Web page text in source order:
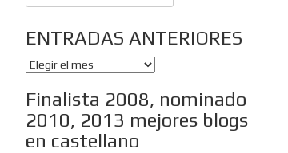
ENTRADAS ANTERIORES
ENTRADAS
Finalista 2008, nominado
2010, 2013 mejores blogs
en castellano